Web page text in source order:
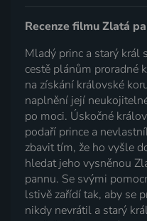
Recenze filmu Zlatá
Mladý princ a starý král
cestě plánům proradné
na získání královské
naplnění její
po moci. Úskočné
podaří prince a
zbavit tím, že ho vyšle
hledat jeho vysněnou
pannu. Se svými
lstivě zařídí tak, aby se
nikdy nevrátil a starý